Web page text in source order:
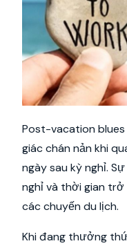
Post-vacation blues
giác chán nản khi
ngày sau kỳ nghỉ.
nghỉ và thời gian
các chuyến du lịch.
Khi đang thưởng